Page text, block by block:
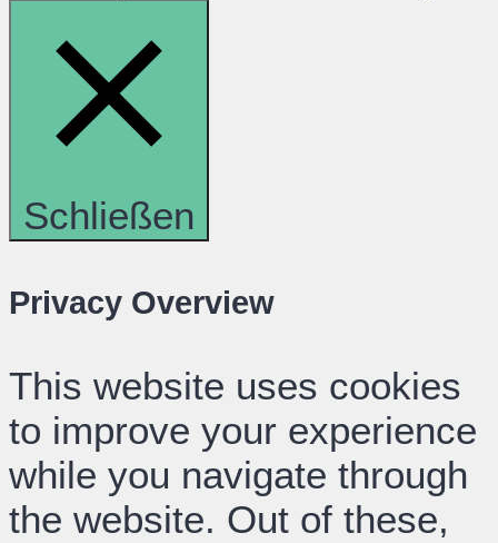
Schließen
Privacy Overview
This website uses cookies
to improve your experience
while you navigate through
the website. Out of these,